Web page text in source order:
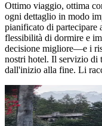
Ottimo viaggio, ottima
ogni dettaglio in modo
pianificato di partecipare
flessibilità di dormire e
decisione migliore—e i
nostri hotel. Il servizio di
dall'inizio alla fine. Li